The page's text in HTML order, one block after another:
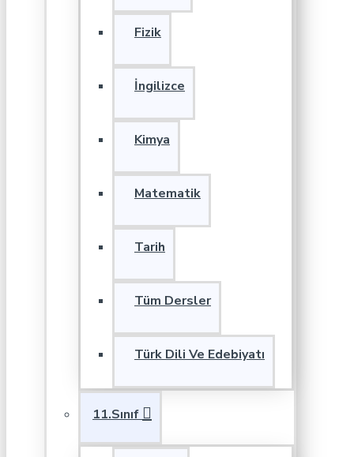
Fizik
İngilizce
Kimya
Matematik
Tarih
Tüm Dersler
Türk Dili Ve Edebiyatı
11.Sınıf